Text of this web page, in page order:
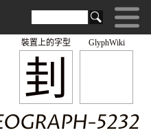
GlyphWiki
刲
裝置上的字型
5232